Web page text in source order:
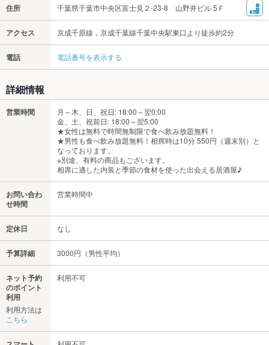
住所 千葉県千葉市中央区富士見２-23-8 山野井ビル 5Ｆ
アクセス 京成千原線，京成千葉線千葉中央駅東口より徒歩約2分
電話 電話番号を表示する
詳細情報
営業時間
月～木、日、祝日: 18:00～翌0:00
金、土、祝前日: 18:00～翌5:00
★女性は無料で時間無制限で食べ飲み放題無料！
★男性も食べ飲み放題無料！相席時は10分 550円（週末別）と
なっております。
※別途、有料の商品もございます。
相席に適した内装と季節の食材を使った出会える居酒屋♪
お問い合わ
せ時間
営業時間中
定休日 なし
予算詳細 3000円（男性平均）
ネット予約
のポイント
利用
利用方法は
こちら
利用不可